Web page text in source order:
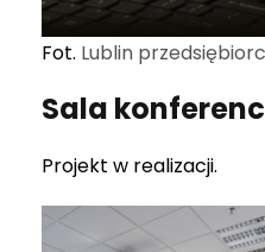
Fot. Lublin
Sala
Projekt w realizacji.